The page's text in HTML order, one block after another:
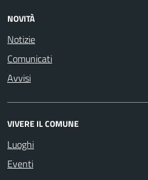
NOVITÀ
Notizie
Comunicati
Avvisi
VIVERE IL COMUNE
Luoghi
Eventi